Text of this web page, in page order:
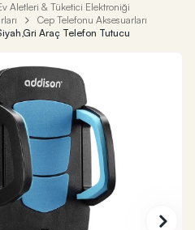
Aletleri & Tüketici Elektroniği
Cep Telefonu Aksesuarları
Araç Telefon Tutucu